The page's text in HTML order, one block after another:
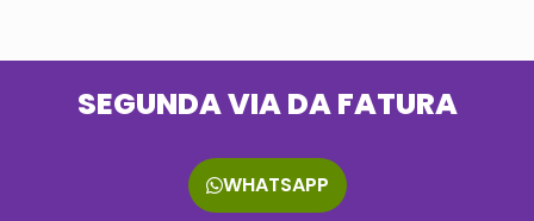
SEGUNDA VIA DA FATURA
WHATSAPP